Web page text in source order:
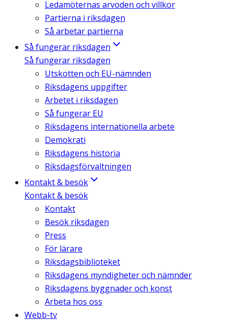
Ledamöternas arvoden och villkor
Partierna i riksdagen
Så arbetar partierna
Så fungerar riksdagen
Så fungerar riksdagen
Utskotten och EU-nämnden
Riksdagens uppgifter
Arbetet i riksdagen
Så fungerar EU
Riksdagens internationella arbete
Demokrati
Riksdagens historia
Riksdagsförvaltningen
Kontakt & besök
Kontakt & besök
Kontakt
Besök riksdagen
Press
För lärare
Riksdagsbiblioteket
Riksdagens myndigheter och nämnder
Riksdagens byggnader och konst
Arbeta hos oss
Webb-tv